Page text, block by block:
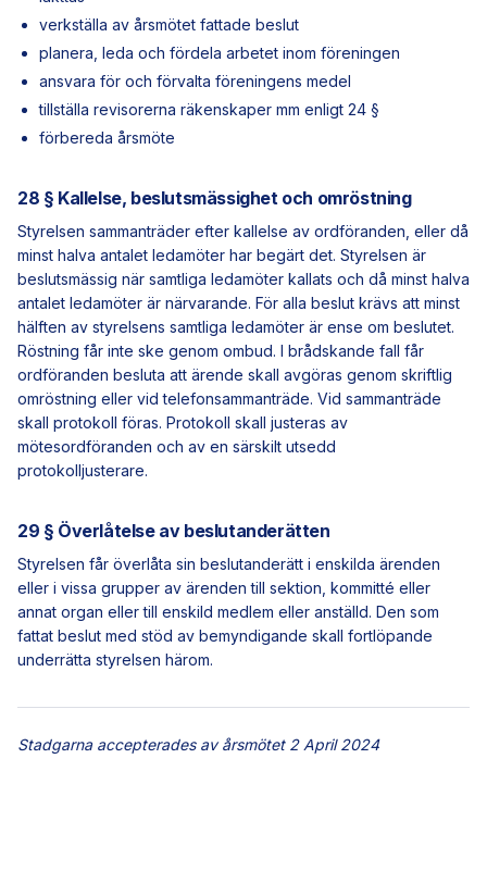
verkställa av årsmötet fattade beslut
planera, leda och fördela arbetet inom föreningen
ansvara för och förvalta föreningens medel
tillställa revisorerna räkenskaper mm enligt 24 §
förbereda årsmöte
28 § Kallelse, beslutsmässighet och omröstning
Styrelsen sammanträder efter kallelse av ordföranden, eller då
minst halva antalet ledamöter har begärt det. Styrelsen är
beslutsmässig när samtliga ledamöter kallats och då minst halva
antalet ledamöter är närvarande. För alla beslut krävs att minst
hälften av styrelsens samtliga ledamöter är ense om beslutet.
Röstning får inte ske genom ombud. I brådskande fall får
ordföranden besluta att ärende skall avgöras genom skriftlig
omröstning eller vid telefonsammanträde. Vid sammanträde
skall protokoll föras. Protokoll skall justeras av
mötesordföranden och av en särskilt utsedd
protokolljusterare.
29 § Överlåtelse av beslutanderätten
Styrelsen får överlåta sin beslutanderätt i enskilda ärenden
eller i vissa grupper av ärenden till sektion, kommitté eller
annat organ eller till enskild medlem eller anställd. Den som
fattat beslut med stöd av bemyndigande skall fortlöpande
underrätta styrelsen härom.
Stadgarna accepterades av årsmötet 2 April 2024